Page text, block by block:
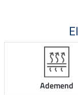
Ademend